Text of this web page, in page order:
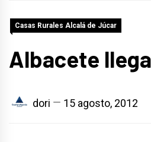
Casas Rurales Alcalá de Júcar
Albacete
dori 15 agosto, 2012